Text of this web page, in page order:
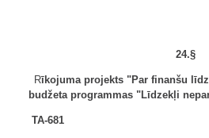
24.§
Rīkojuma projekts "Par finanšu
budžeta programmas "Līdzekļi
TA-681